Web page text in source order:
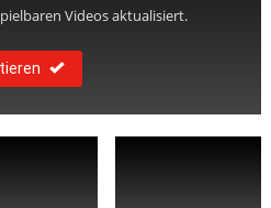
Videos aktualisiert.